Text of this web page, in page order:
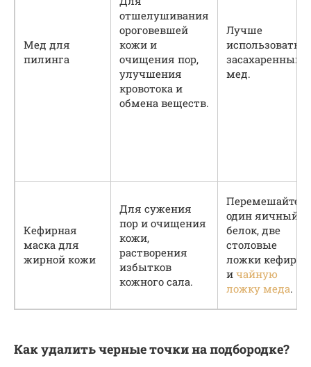
Мед для
пилинга
отшелушивания
ороговевшей
кожи и
очищения пор,
улучшения
кровотока и
обмена веществ.
Лучше
использовать
засахаренный
мед.
Кефирная
маска для
жирной кожи
Для сужения
пор и очищения
кожи,
растворения
избытков
кожного сала.
Перемешайте
один яичный
белок, две
столовые
ложки кефира
и чайную
ложку меда.
Как удалить черные точки на подбородке?